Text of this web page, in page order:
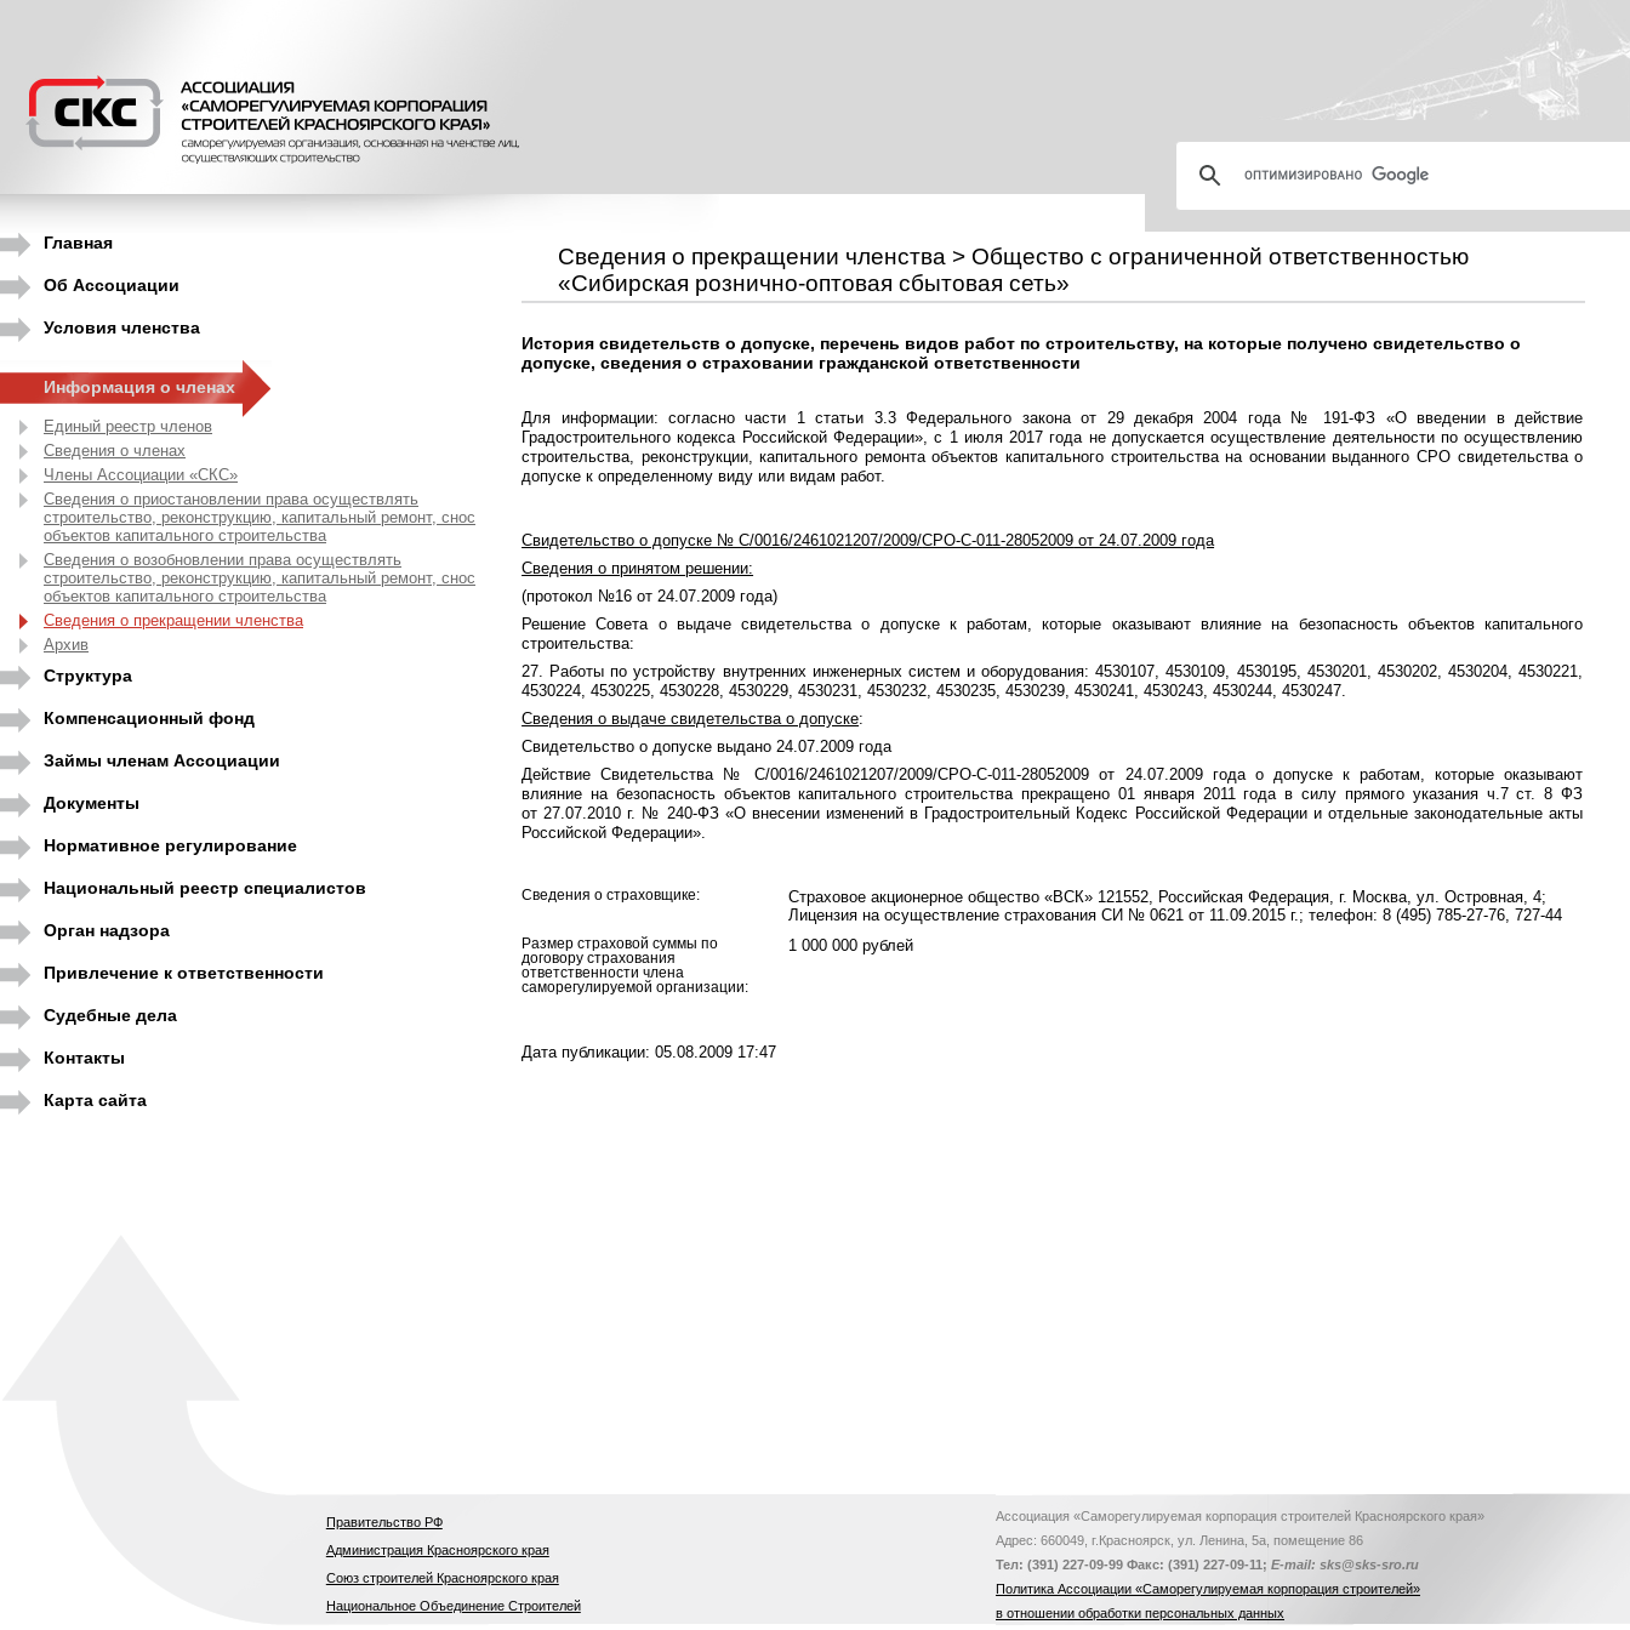
Главная
Об Ассоциации
Условия членства
Информация о членах
Единый реестр членов
Сведения о членах
Члены Ассоциации «СКС»
Сведения о приостановлении права осуществлять
строительство, реконструкцию, капитальный ремонт, снос
объектов капитального строительства
Сведения о возобновлении права осуществлять
строительство, реконструкцию, капитальный ремонт, снос
объектов капитального строительства
Сведения о прекращении членства
Архив
Структура
Компенсационный фонд
Займы членам Ассоциации
Документы
Нормативное регулирование
Национальный реестр специалистов
Орган надзора
Привлечение к ответственности
Судебные дела
Контакты
Карта сайта
Сведения о прекращении членства > Общество с ограниченной ответственностью
«Сибирская рознично-оптовая сбытовая сеть»
История свидетельств о допуске, перечень видов работ по строительству, на которые получено свидетельство о
допуске, сведения о страховании гражданской ответственности
Для информации: согласно части 1 статьи 3.3 Федерального закона от 29 декабря 2004 года № 191-ФЗ «О введении в действие
Градостроительного кодекса Российской Федерации», с 1 июля 2017 года не допускается осуществление деятельности по осуществлению
строительства, реконструкции, капитального ремонта объектов капитального строительства на основании выданного СРО свидетельства о
допуске к определенному виду или видам работ.
Свидетельство о допуске № С/0016/2461021207/2009/СРО-С-011-28052009 от 24.07.2009 года
Сведения о принятом решении:
(протокол №16 от 24.07.2009 года)
Решение Совета о выдаче свидетельства о допуске к работам, которые оказывают влияние на безопасность объектов капитального
строительства:
27. Работы по устройству внутренних инженерных систем и оборудования: 4530107, 4530109, 4530195, 4530201, 4530202, 4530204, 4530221,
4530224, 4530225, 4530228, 4530229, 4530231, 4530232, 4530235, 4530239, 4530241, 4530243, 4530244, 4530247.
Сведения о выдаче свидетельства о допуске:
Свидетельство о допуске выдано 24.07.2009 года
Действие Свидетельства № С/0016/2461021207/2009/СРО-С-011-28052009 от 24.07.2009 года о допуске к работам, которые оказывают
влияние на безопасность объектов капитального строительства прекращено 01 января 2011 года в силу прямого указания ч.7 ст. 8 ФЗ
от 27.07.2010 г. № 240-ФЗ «О внесении изменений в Градостроительный Кодекс Российской Федерации и отдельные законодательные акты
Российской Федерации».
Сведения о страховщике:
Страховое акционерное общество «ВСК» 121552, Российская Федерация, г. Москва, ул. Островная, 4;
Лицензия на осуществление страхования СИ № 0621 от 11.09.2015 г.; телефон: 8 (495) 785-27-76, 727-44
Размер страховой суммы по
договору страхования
ответственности члена
саморегулируемой организации:
1 000 000 рублей
Дата публикации: 05.08.2009 17:47
Правительство РФ
Администрация Красноярского края
Союз строителей Красноярского края
Национальное Объединение Строителей
Ассоциация «Саморегулируемая корпорация строителей Красноярского края»
Адрес: 660049, г.Красноярск, ул. Ленина, 5а, помещение 86
Тел: (391) 227-09-99 Факс: (391) 227-09-11; E-mail: sks@sks-sro.ru
Политика Ассоциации «Саморегулируемая корпорация строителей»
в отношении обработки персональных данных